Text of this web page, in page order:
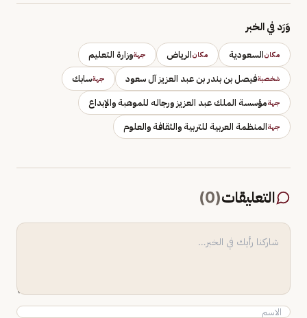
وَرَد في الخبر
مكانالسعودية مكانالرياض جهةوزارة التعليم
شخصيةفيصل بن بندر بن عبد العزيز آل سعود جهةسابك
جهةمؤسسة الملك عبد العزيز ورجاله للموهبة والإبداع
جهةالمنظمة العربية للتربية والثقافة والعلوم
التعليقات(
0
)